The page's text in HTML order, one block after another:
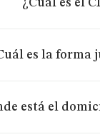
¿Cuál es el
es la forma
está el